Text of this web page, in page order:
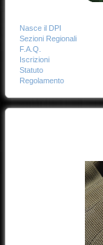
Nasce il DPI
Sezioni Regionali
F.A.Q.
Iscrizioni
Statuto
Regolamento